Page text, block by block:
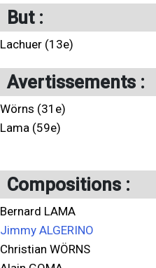
But :
Lachuer (13e)
Avertissements :
Wörns (31e)
Lama (59e)
Compositions :
Bernard LAMA
Jimmy ALGERINO
Christian WÖRNS